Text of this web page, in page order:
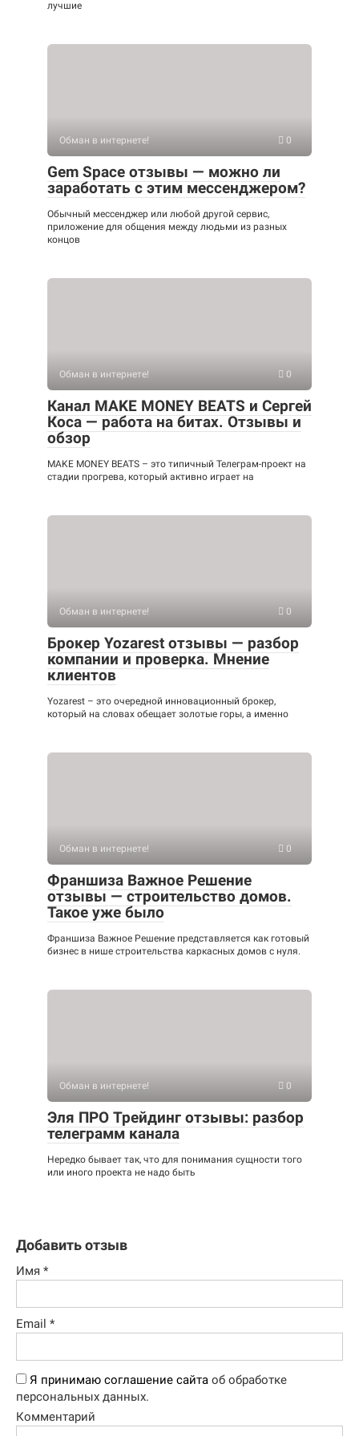
лучшие
Обман в интернете! 0
Gem Space отзывы — можно ли
заработать с этим мессенджером?
Обычный мессенджер или любой другой сервис,
приложение для общения между людьми из разных
концов
Обман в интернете! 0
Канал MAKE MONEY BEATS и Сергей
Коса — работа на битах. Отзывы и
обзор
MAKE MONEY BEATS – это типичный Телеграм-проект на
стадии прогрева, который активно играет на
Обман в интернете! 0
Брокер Yozarest отзывы — разбор
компании и проверка. Мнение
клиентов
Yozarest – это очередной инновационный брокер,
который на словах обещает золотые горы, а именно
Обман в интернете! 0
Франшиза Важное Решение
отзывы — строительство домов.
Такое уже было
Франшиза Важное Решение представляется как готовый
бизнес в нише строительства каркасных домов с нуля.
Обман в интернете! 0
Эля ПРО Трейдинг отзывы: разбор
телеграмм канала
Нередко бывает так, что для понимания сущности того
или иного проекта не надо быть
Добавить отзыв
Имя *
Email *
Я принимаю соглашение сайта об обработке
персональных данных.
Комментарий